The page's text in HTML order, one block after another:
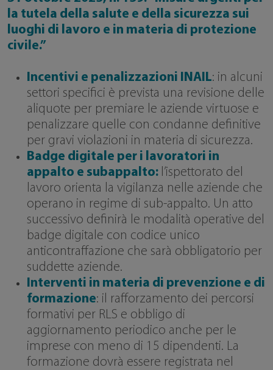
la tutela della salute e della sicurezza sui
luoghi di lavoro e in materia di protezione
civile.”
Incentivi e penalizzazioni INAIL: in alcuni
settori specifici è prevista una revisione delle
aliquote per premiare le aziende virtuose e
penalizzare quelle con condanne definitive
per gravi violazioni in materia di sicurezza.
Badge digitale per i lavoratori in
appalto e subappalto: l’ispettorato del
lavoro orienta la vigilanza nelle aziende che
operano in regime di sub-appalto. Un atto
successivo definirà le modalità operative del
badge digitale con codice unico
anticontraffazione che sarà obbligatorio per
suddette aziende.
Interventi in materia di prevenzione e di
formazione: il rafforzamento dei percorsi
formativi per RLS e obbligo di
aggiornamento periodico anche per le
imprese con meno di 15 dipendenti. La
formazione dovrà essere registrata nel